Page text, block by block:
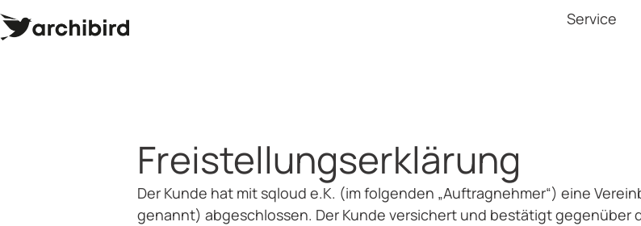
Service
Freistellungs­erklärung
Der Kunde hat mit sqloud e.K. (im folgenden „Auftragnehmer“) eine
genannt) abgeschlossen. Der Kunde versichert und bestätigt gegenüber